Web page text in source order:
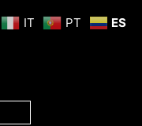
IT PT ES